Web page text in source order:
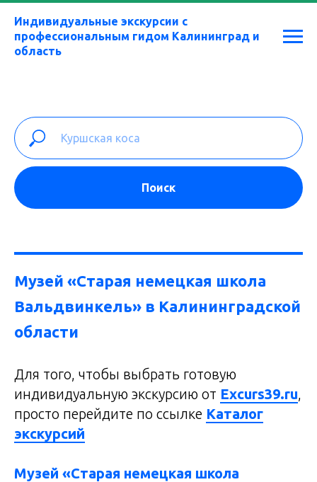
Индивидуальные экскурсии с
профессиональным гидом Калининград и
область
Поиск
Музей «Старая немецкая школа
Вальдвинкель» в Калининградской
области
Для того, чтобы выбрать готовую
индивидуальную экскурсию от Excurs39.ru,
просто перейдите по ссылке Каталог
экскурсий
Музей «Старая немецкая школа